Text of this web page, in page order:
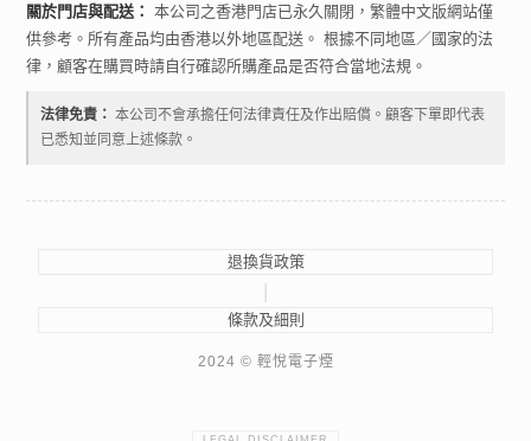
關於門店與配送： 本公司之香港門店已永久關閉，繁體中文版網站僅
供參考。所有產品均由香港以外地區配送。 根據不同地區／國家的法
律，顧客在購買時請自行確認所購產品是否符合當地法規。
法律免責： 本公司不會承擔任何法律責任及作出賠償。顧客下單即代表
已悉知並同意上述條款。
退換貨政策
|
條款及細則
2024 © 輕悅電子煙